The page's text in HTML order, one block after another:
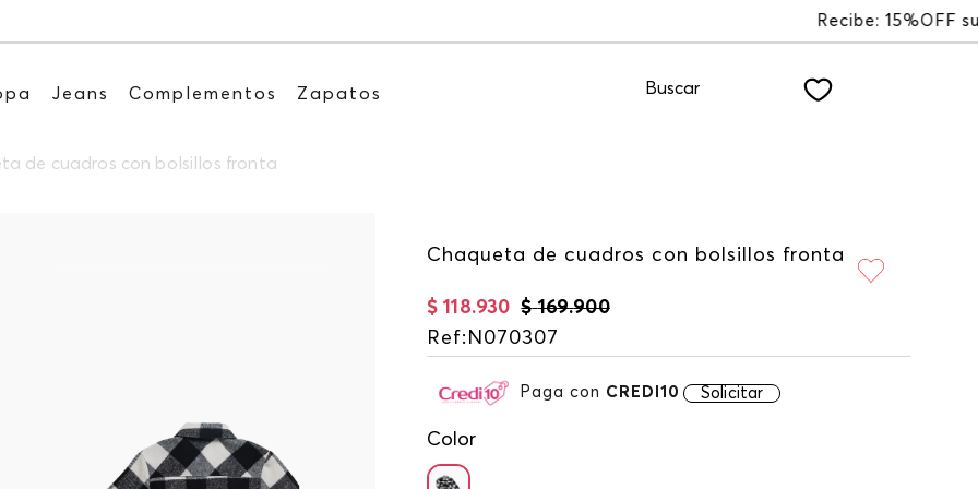
Jeans Complementos Zapatos Buscar
de cuadros con bolsillos fronta
Chaqueta de cuadros con bolsillos fronta
$ 169.900
$ 118.930
Ref: N070307
Paga con CREDI10 Solicitar
Color